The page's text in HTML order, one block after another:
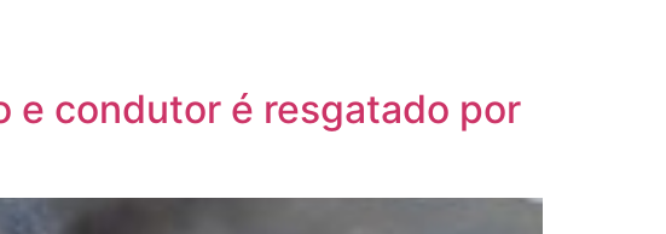
e condutor é resgatado por